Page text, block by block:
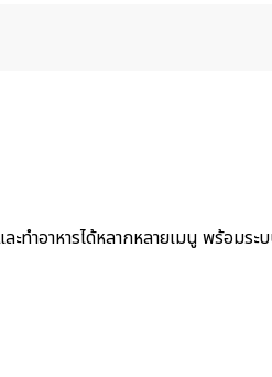
ำอาหารได้หลากหลายเมนู พร้อมร